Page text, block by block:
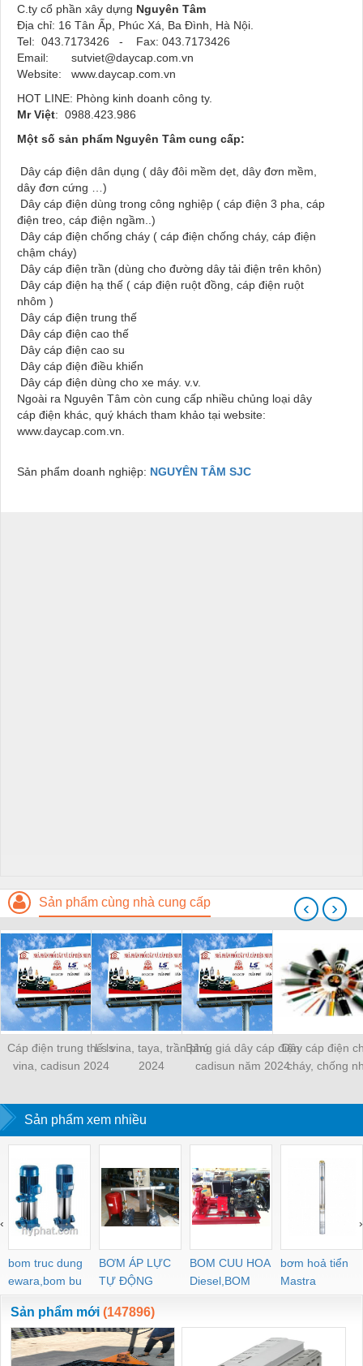
C.ty cổ phần xây dựng Nguyên Tâm
Địa chỉ: 16 Tân Ấp, Phúc Xá, Ba Đình, Hà Nội.
Tel: 043.7173426 - Fax: 043.7173426
Email: sutviet@daycap.com .vn
Website: www.daycap.com.vn
HOT LINE: Phòng kinh doanh công ty.
Mr Việt: 0988.423.986
Một số sản phẩm Nguyên Tâm cung cấp:
Dây cáp điện dân dụng ( dây đôi mềm dẹt, dây đơn mềm,
dây đơn cứng …)
Dây cáp điện dùng trong công nghiệp ( cáp điện 3 pha, cáp
điện treo, cáp điện ngầm..)
Dây cáp điện chống cháy ( cáp điện chống cháy, cáp điện
chậm cháy)
Dây cáp điện trần (dùng cho đường dây tải điện trên khôn)
Dây cáp điện hạ thế ( cáp điện ruột đồng, cáp điện ruột
nhôm )
Dây cáp điện trung thế
Dây cáp điện cao thế
Dây cáp điện cao su
Dây cáp điện điều khiển
Dây cáp điện dùng cho xe máy. v.v.
Ngoài ra Nguyên Tâm còn cung cấp nhiều chủng loại dây
cáp điện khác, quý khách tham khảo tại website:
www.daycap.com.vn
Sản phẩm doanh nghiệp: NGUYÊN TÂM SJC
Sản phẩm cùng nhà cung cấp
Cáp điện trung thế ls
vina, cadisun 2024
Ls vina, taya, trần phú
2024
Bảng giá dây cáp điện
cadisun năm 2024
Dây cáp điện
cháy, chống
‹ ›
Sản phẩm xem nhiều
bom truc dung
ewara,bom bu
ewara
BƠM ÁP LỰC
TỰ ĐỘNG
BOM CUU HOA
Diesel,BOM
CHUA CHAY
bơm hoả tiển
Mastra
‹ ›
Sản phẩm mới (147896)